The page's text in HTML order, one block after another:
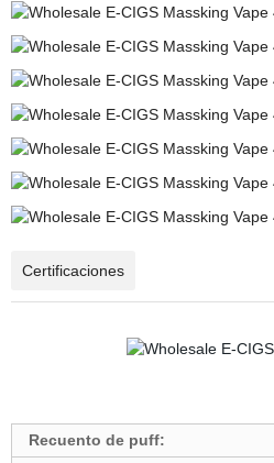
Certificaciones
Recuento de puff: